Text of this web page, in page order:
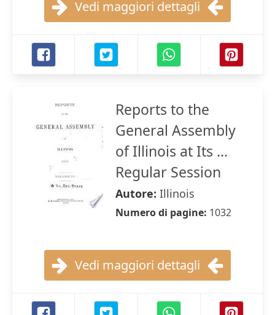
Vedi maggiori dettagli
Reports to the
General Assembly
of Illinois at Its ...
Regular Session
Autore: Illinois
Numero di pagine: 1032
Vedi maggiori dettagli